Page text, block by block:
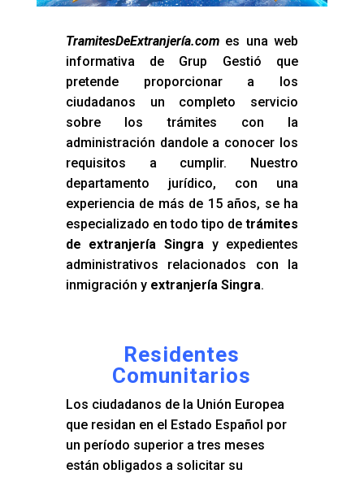
TramitesDeExtranjería.comes una web
informativa de Grup Gestió que
pretende proporcionar a los
ciudadanos un completo servicio
sobre los trámites con la
administración dandole a conocer los
requisitos a cumplir. Nuestro
departamento jurídico, con una
experiencia de más de 15 años, se ha
especializado en todo tipo detrámites
de extranjería Singra y expedientes
administrativos relacionados con la
inmigración y extranjería Singra.
Residentes
Comunitarios
Los ciudadanos de la Unión Europea
que residan en el Estado Español por
un período superior a tres meses
están obligados a solicitar su